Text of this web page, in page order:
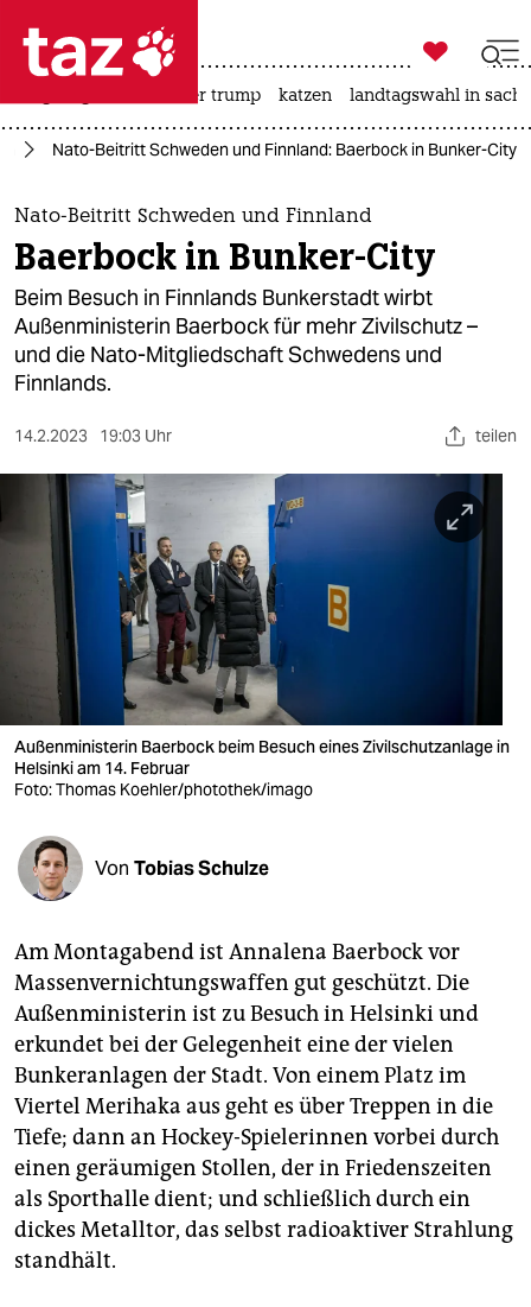
 taz zahl ich
taz zahl ich
themen
politik
öko
gesellschaft
kultur
sport
berlin
nord
wahrheit
verlag
verlag
veranstaltungen
shop
fragen & hilfe
abo
genossenschaft
epaper login

taz zahl ich
usa unter trump katzen landtagswahl in
Nato-Beitritt Schweden und Finnland: Baerbock in Bunker-City
Nato-Beitritt Schweden und Finnland
Baerbock in Bunker-City
Beim Besuch in Finnlands Bunkerstadt wirbt
Außenministerin Baerbock für mehr Zivilschutz –
und die Nato-Mitgliedschaft Schwedens und
Finnlands.
14.2.2023 19:03 Uhr teilen
Außenministerin Baerbock beim Besuch eines Zivilschutzanlage in
Helsinki am 14. Februar
Foto: Thomas Koehler/photothek/imago
Von Tobias Schulze
Am Montagabend ist Annalena Baerbock vor
Massenvernichtungswaffen gut geschützt. Die
Außenministerin ist zu Besuch in Helsinki und
erkundet bei der Gelegenheit eine der vielen
Bunkeranlagen der Stadt. Von einem Platz im
Viertel Merihaka aus geht es über Treppen in die
Tiefe; dann an Hockey-Spielerinnen vorbei durch
einen geräumigen Stollen, der in Friedenszeiten
als Sporthalle dient; und schließlich durch ein
dickes Metalltor, das selbst radioaktiver Strahlung
standhält.